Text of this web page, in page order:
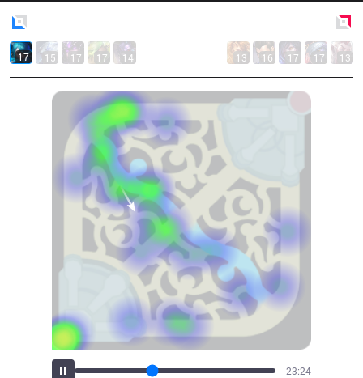
17 15 17 17 14 13 16 17 17 13
25:55